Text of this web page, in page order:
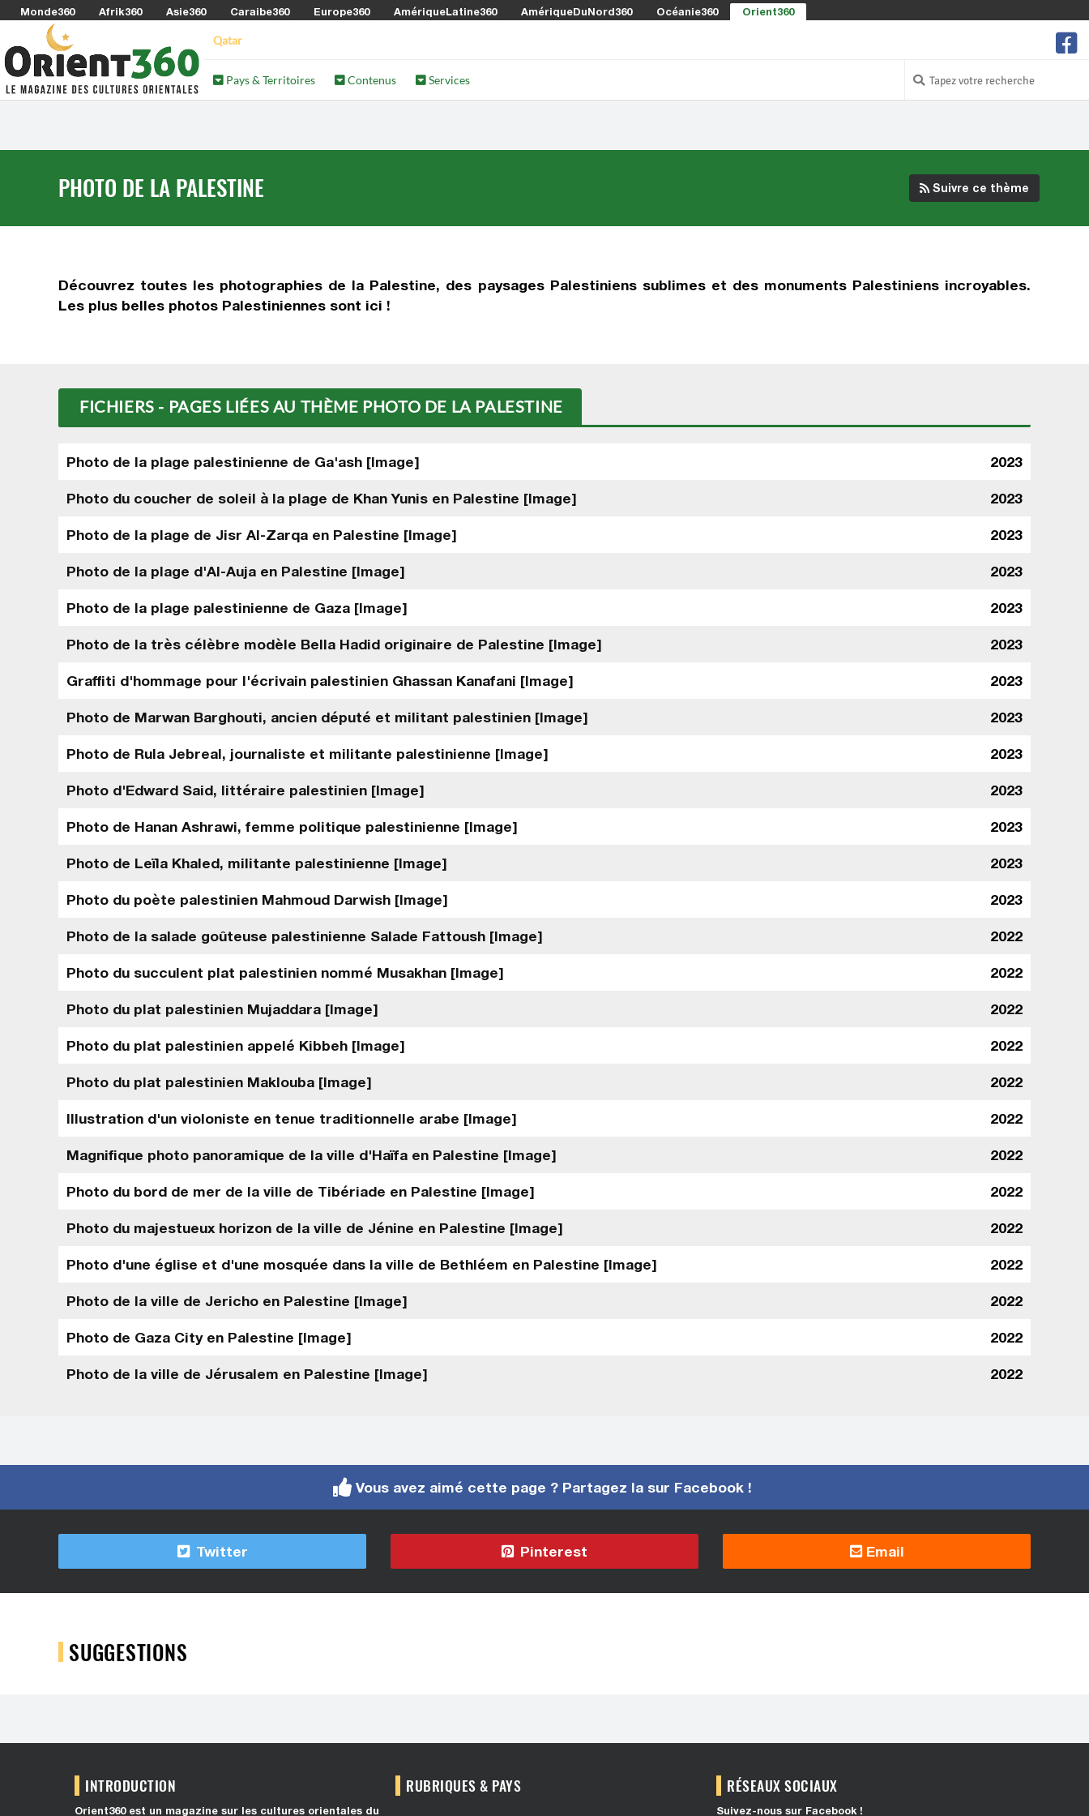
Monde360 Afrik360 Asie360 Caraibe360 Europe360 AmériqueLatine360 AmériqueDuNord360 Océanie360 Orient360
Qatar
Pays & Territoires Contenus Services
PHOTO DE LA PALESTINE Suivre ce thème
Découvrez toutes les photographies de la Palestine, des paysages Palestiniens sublimes et des monuments Palestiniens incroyables.
Les plus belles photos Palestiniennes sont ici !
FICHIERS - PAGES LIÉES AU THÈME PHOTO DE LA PALESTINE
Photo de la plage palestinienne de Ga'ash [Image] 2023
Photo du coucher de soleil à la plage de Khan Yunis en Palestine [Image] 2023
Photo de la plage de Jisr Al-Zarqa en Palestine [Image] 2023
Photo de la plage d'Al-Auja en Palestine [Image] 2023
Photo de la plage palestinienne de Gaza [Image] 2023
Photo de la très célèbre modèle Bella Hadid originaire de Palestine [Image] 2023
Graffiti d'hommage pour l'écrivain palestinien Ghassan Kanafani [Image] 2023
Photo de Marwan Barghouti, ancien député et militant palestinien [Image] 2023
Photo de Rula Jebreal, journaliste et militante palestinienne [Image] 2023
Photo d'Edward Said, littéraire palestinien [Image] 2023
Photo de Hanan Ashrawi, femme politique palestinienne [Image] 2023
Photo de Leïla Khaled, militante palestinienne [Image] 2023
Photo du poète palestinien Mahmoud Darwish [Image] 2023
Photo de la salade goûteuse palestinienne Salade Fattoush [Image] 2022
Photo du succulent plat palestinien nommé Musakhan [Image] 2022
Photo du plat palestinien Mujaddara [Image] 2022
Photo du plat palestinien appelé Kibbeh [Image] 2022
Photo du plat palestinien Maklouba [Image] 2022
Illustration d'un violoniste en tenue traditionnelle arabe [Image] 2022
Magnifique photo panoramique de la ville d'Haïfa en Palestine [Image] 2022
Photo du bord de mer de la ville de Tibériade en Palestine [Image] 2022
Photo du majestueux horizon de la ville de Jénine en Palestine [Image] 2022
Photo d'une église et d'une mosquée dans la ville de Bethléem en Palestine [Image] 2022
Photo de la ville de Jericho en Palestine [Image] 2022
Photo de Gaza City en Palestine [Image] 2022
Photo de la ville de Jérusalem en Palestine [Image] 2022
Vous avez aimé cette page ? Partagez la sur Facebook !
Twitter Pinterest Email
SUGGESTIONS
INTRODUCTION
Orient360 est un magazine sur les cultures orientales du
RUBRIQUES & PAYS RÉSEAUX SOCIAUX
Suivez-nous sur Facebook !